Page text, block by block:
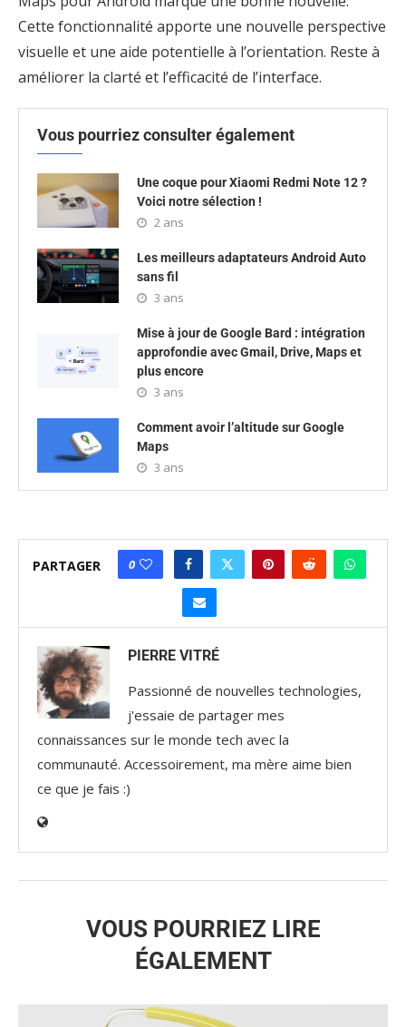
Cette fonctionnalité apporte une nouvelle perspective
visuelle et une aide potentielle à l’orientation. Reste à
améliorer la clarté et l’efficacité de l’interface.
Vous pourriez consulter également
Une coque pour Xiaomi Redmi Note 12 ?
Voici notre sélection !
2 ans
Les meilleurs adaptateurs Android Auto
sans fil
3 ans
Mise à jour de Google Bard : intégration
approfondie avec Gmail, Drive, Maps et
plus encore
3 ans
Comment avoir l’altitude sur Google
Maps
3 ans
PARTAGER 0
PIERRE VITRÉ
Passionné de nouvelles technologies,
j'essaie de partager mes
connaissances sur le monde tech avec la
communauté. Accessoirement, ma mère aime bien
ce que je fais :)
VOUS POURRIEZ LIRE
ÉGALEMENT